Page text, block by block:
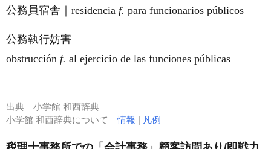
公務員宿舎｜residencia f. para funcionarios públicos
公務執行妨害
obstrucción f. al ejercicio de las funciones públicas
出典 小学館 和西辞典
小学館 和西辞典について情報 | 凡例